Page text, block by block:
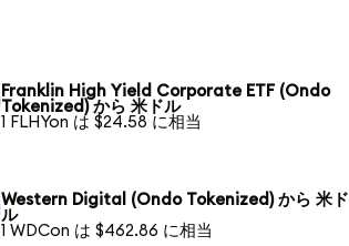
Franklin High Yield Corporate ETF (Ondo
Tokenized) から 米ドル
1 FLHYon は $24.58 に相当
Western Digital (Ondo Tokenized) から 米ド
ル
1 WDCon は $462.86 に相当